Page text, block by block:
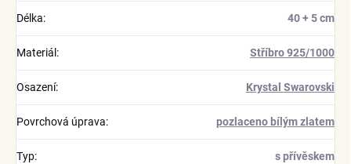
Délka: 40 + 5 cm
Materiál : Stříbro 925/1000
Osazení: Krystal Swarovski
Povrchová úprava: pozlaceno bílým zlatem
Typ: s přívěskem